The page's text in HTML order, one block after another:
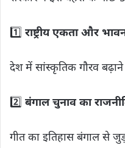
1️⃣ राष्ट्रीय एकता और
देश में सांस्कृतिक गौरव बढ़ाने
2️⃣ बंगाल चुनाव का
गीत का इतिहास बंगाल से